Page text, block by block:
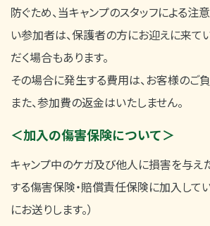
防ぐため、当キャンプのスタッフによる注
い参加者は、保護者の方にお迎えに来て
だく場合もあります。
その場合に発生する費用は、お客様のご負
また、参加費の返金はいたしません。
＜加入の傷害保険について＞
キャンプ中のケガ及び他人に損害を与
する傷害保険・賠償責任保険に加入してい
にお送りします。）